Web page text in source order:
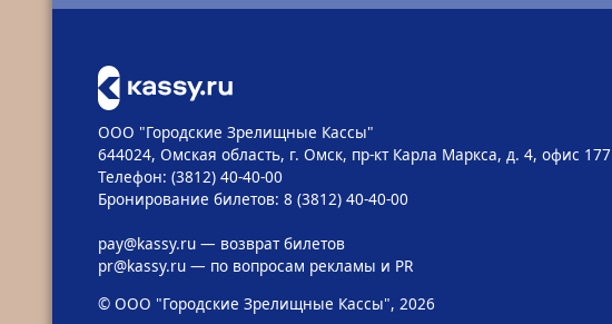
ООО "Городские Зрелищные Кассы"
644024, Омская область, г. Омск, пр-кт Карла Маркса, д. 4, офис 177
Телефон: (3812) 40-40-00
Бронирование билетов: 8 (3812) 40-40-00
pay@kassy.ru— возврат билетов
pr@kassy.ru— по вопросам рекламы и PR
© ООО "Городские Зрелищные Кассы", 2026